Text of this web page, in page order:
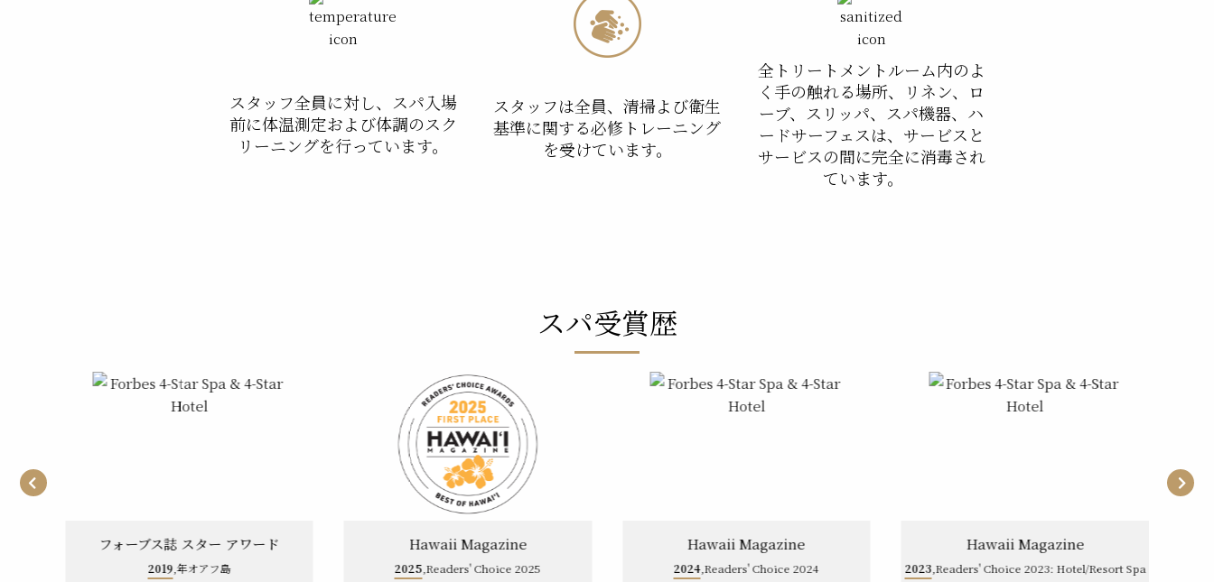
スタッフ全員に対し、スパ入場
前に体温測定および体調のスク
リーニングを行っています。
スタッフは全員、清掃よび衛生
基準に関する必修トレーニング
を受けています。
全トリートメントルーム内のよ
く手の触れる場所、リネン、ロ
ーブ、スリッパ、スパ機器、ハ
ードサーフェスは、サービスと
サービスの間に完全に消毒され
ています。
スパ受賞歴
フォーブス誌 スター アワード
2019 ,年オアフ島
Hawaii Magazine
2025 ,Readers' Choice 2025
Hawaii Magazine
2024,Readers' Choice 2024
Hawaii Magazine
2023 ,Readers' Choice 2023: Hotel/Resort Spa